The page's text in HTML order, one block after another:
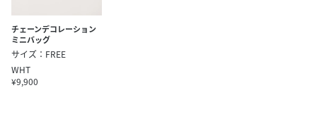
チェーンデコレーション
ミニバッグ
サイズ：FREE
WHT
¥9,900